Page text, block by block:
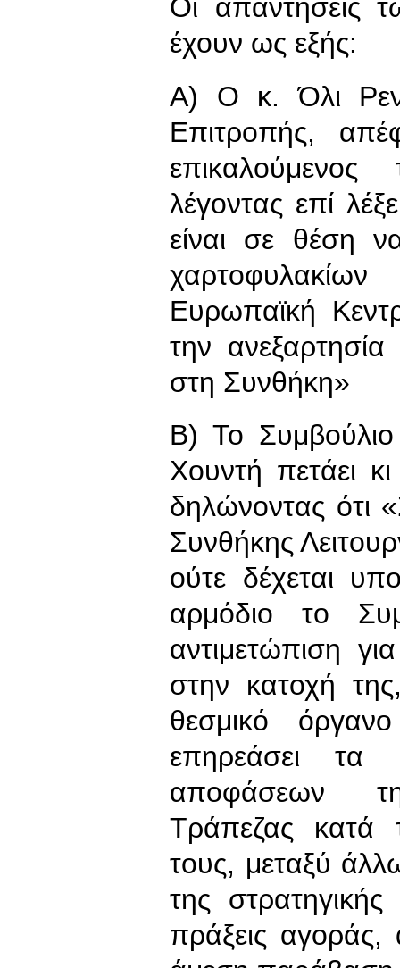
Οι απαντήσεις
έχουν ως εξής:
Α) Ο κ. Όλι
Επιτροπής,
λέγοντας επί
είναι σε θέση
Ευρωπαϊκή
την
στη Συνθήκη»
Β) Το
Χουντή πετάει
δηλώνοντας ότι
Συνθήκης
ούτε δέχεται
αρμόδιο το
αντιμετώπιση
στην κατοχή
θεσμικό
επηρεάσει
αποφάσεων
Τράπεζας κατά
τους, μεταξύ
της
πράξεις